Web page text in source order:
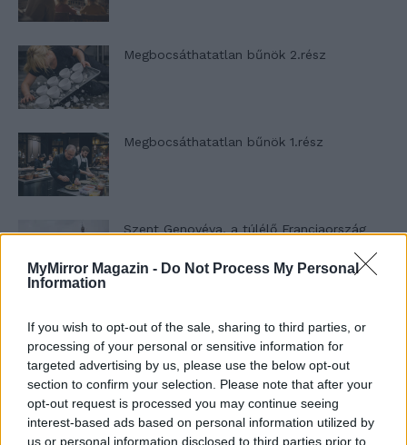
MyMirror Magazin - Do Not Process My Personal
Information
If you wish to opt-out of the sale, sharing to third parties, or
processing of your personal or sensitive information for
targeted advertising by us, please use the below opt-out
section to confirm your selection. Please note that after your
opt-out request is processed you may continue seeing
interest-based ads based on personal information utilized by
us or personal information disclosed to third parties prior to
Megbocsáthatatlan bűnök 2.rész
Megbocsáthatatlan bűnök 1.rész
Szent Genovéva, a túlélő Franciaország
Minka 11. rész